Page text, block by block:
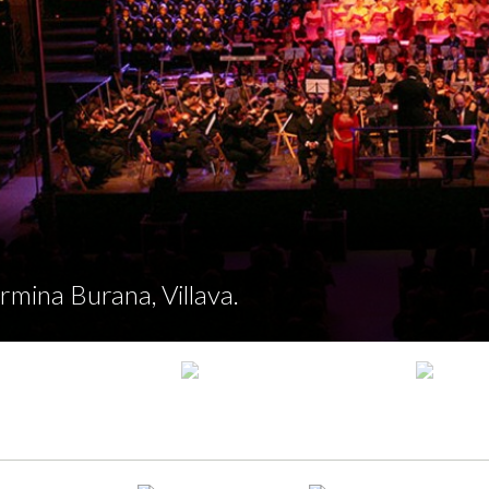
Burana, Villava.